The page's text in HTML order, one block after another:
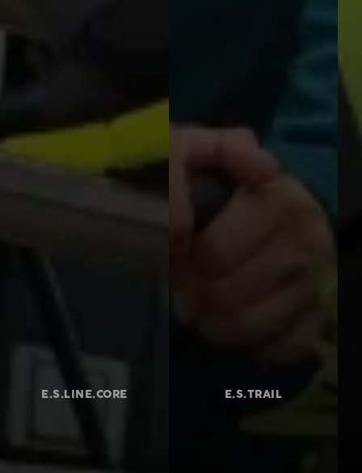
E.S.LINE.CORE E.S.TRAIL